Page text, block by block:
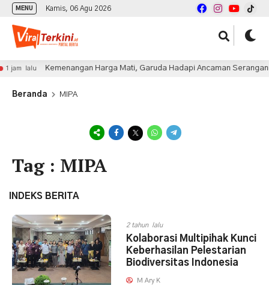
MENU Kamis, 06 Agu 2026
jam lalu Kemenangan Harga Mati, Garuda Hadapi Ancaman Serangan
Beranda MIPA
Tag : MIPA
INDEKS BERITA
2 tahun lalu
Kolaborasi Multipihak Kunci
Keberhasilan Pelestarian
Biodiversitas Indonesia
M Ary K